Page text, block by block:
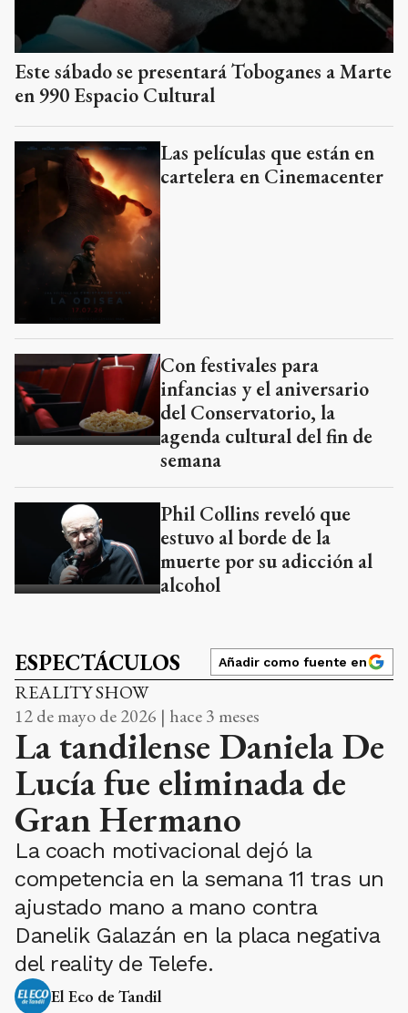
Este sábado se presentará Toboganes a Marte
en 990 Espacio Cultural
Las películas que están en
cartelera en Cinemacenter
Con festivales para
infancias y el aniversario
del Conservatorio, la
agenda cultural del fin de
semana
Phil Collins reveló que
estuvo al borde de la
muerte por su adicción al
alcohol
ESPECTÁCULOS Añadir como fuente en
REALITY SHOW
12 de mayo de 2026 | hace 3 meses
La tandilense Daniela De
Lucía fue eliminada de
Gran Hermano
La coach motivacional dejó la
competencia en la semana 11 tras un
ajustado mano a mano contra
Danelik Galazán en la placa negativa
del reality de Telefe.
El Eco de Tandil